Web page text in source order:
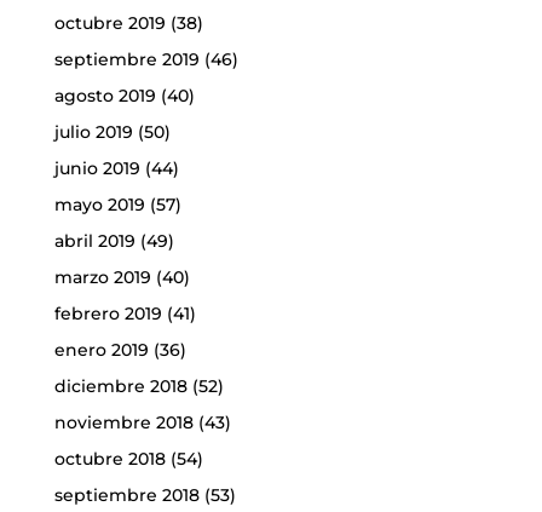
octubre 2019 (38)
septiembre 2019 (46)
agosto 2019 (40)
julio 2019 (50)
junio 2019 (44)
mayo 2019 (57)
abril 2019 (49)
marzo 2019 (40)
febrero 2019 (41)
enero 2019 (36)
diciembre 2018(52)
noviembre 2018(43)
octubre 2018(54)
septiembre 2018(53)